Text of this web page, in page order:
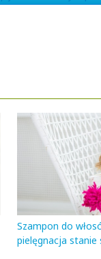
Szampon do
pielęgnacja stanie